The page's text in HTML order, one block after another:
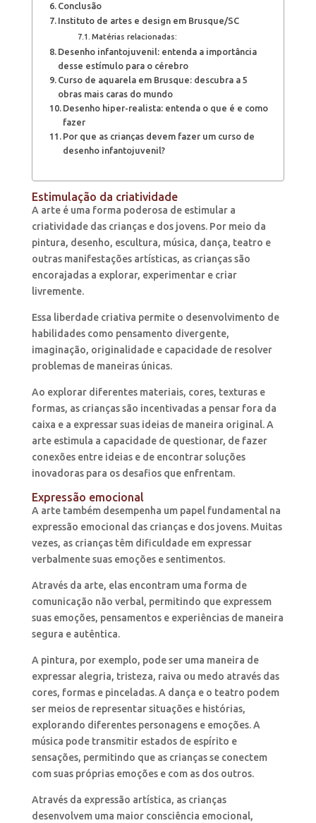
Conclusão
Instituto de artes e design em Brusque/SC
Matérias relacionadas:
Desenho infantojuvenil: entenda a importância
desse estímulo para o cérebro
Curso de aquarela em Brusque: descubra a 5
obras mais caras do mundo
Desenho hiper-realista: entenda o que é e como
fazer
Por que as crianças devem fazer um curso de
desenho infantojuvenil?
Estimulação da criatividade
A arte é uma forma poderosa de estimular a
criatividade das crianças e dos jovens. Por meio da
pintura, desenho, escultura, música, dança, teatro e
outras manifestações artísticas, as crianças são
encorajadas a explorar, experimentar e criar
livremente.
Essa liberdade criativa permite o desenvolvimento de
habilidades como pensamento divergente,
imaginação, originalidade e capacidade de resolver
problemas de maneiras únicas.
Ao explorar diferentes materiais, cores, texturas e
formas, as crianças são incentivadas a pensar fora da
caixa e a expressar suas ideias de maneira original. A
arte estimula a capacidade de questionar, de fazer
conexões entre ideias e de encontrar soluções
inovadoras para os desafios que enfrentam.
Expressão emocional
A arte também desempenha um papel fundamental na
expressão emocional das crianças e dos jovens. Muitas
vezes, as crianças têm dificuldade em expressar
verbalmente suas emoções e sentimentos.
Através da arte, elas encontram uma forma de
comunicação não verbal, permitindo que expressem
suas emoções, pensamentos e experiências de maneira
segura e autêntica.
A pintura, por exemplo, pode ser uma maneira de
expressar alegria, tristeza, raiva ou medo através das
cores, formas e pinceladas. A dança e o teatro podem
ser meios de representar situações e histórias,
explorando diferentes personagens e emoções. A
música pode transmitir estados de espírito e
sensações, permitindo que as crianças se conectem
com suas próprias emoções e com as dos outros.
Através da expressão artística, as crianças
desenvolvem uma maior consciência emocional,